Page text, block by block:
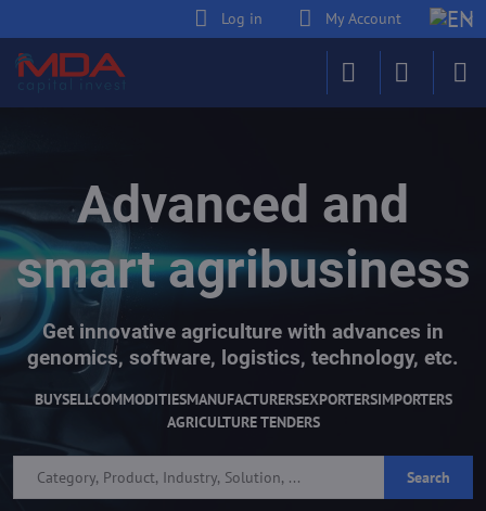
Log in My Account
Advanced and
smart agribusiness
Get innovative agriculture with advances in
genomics, software, logistics, technology, etc.
BUYSELLCOMMODITIESMANUFACTURERSEXPORTERSIMPORTERS
AGRICULTURE TENDERS
Search